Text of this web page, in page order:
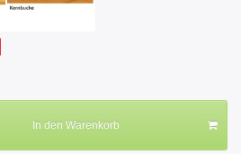
In den Warenkorb